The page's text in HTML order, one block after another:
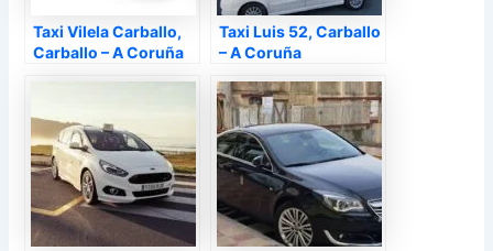
Taxi Vilela Carballo,
Carballo – A Coruña
Taxi Luis 52, Carballo
– A Coruña